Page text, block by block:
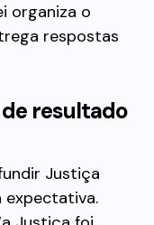
organiza o
respostas
resultado
Justiça
expectativa.